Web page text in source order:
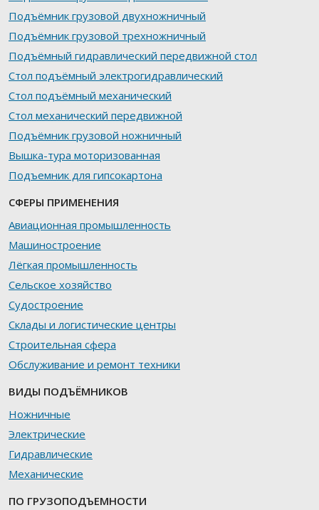
Подъёмник грузовой двухножничный
Подъёмник грузовой трехножничный
Подъёмный гидравлический передвижной стол
Стол подъёмный электрогидравлический
Стол подъёмный механический
Стол механический передвижной
Подъёмник грузовой ножничный
Вышка-тура моторизованная
Подъемник для гипсокартона
СФЕРЫ ПРИМЕНЕНИЯ
Авиационная промышленность
Машиностроение
Лёгкая промышленность
Сельское хозяйство
Судостроение
Склады и логистические центры
Строительная сфера
Обслуживание и ремонт техники
ВИДЫ ПОДЪЁМНИКОВ
Ножничные
Электрические
Гидравлические
Механические
ПО ГРУЗОПОДЪЕМНОСТИ